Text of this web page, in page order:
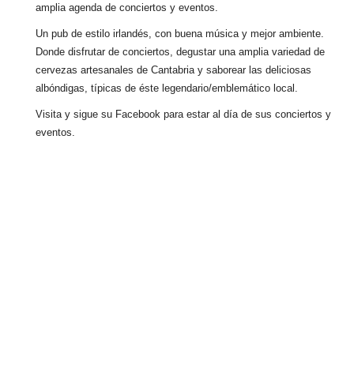
amplia agenda de conciertos y eventos.
Un pub de estilo irlandés, con buena música y mejor ambiente.
Donde disfrutar de conciertos, degustar una amplia variedad de
cervezas artesanales de Cantabria y saborear las deliciosas
albóndigas, típicas de éste legendario/emblemático local.
Visita y sigue su Facebook para estar al día de sus conciertos y
eventos.